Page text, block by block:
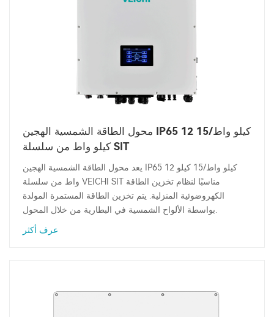
محول الطاقة الشمسية الهجين IP65 12 كيلو واط/15
كيلو واط من سلسلة SIT
يعد محول الطاقة الشمسية الهجين IP65 12 كيلو واط/15 كيلو
واط من سلسلة VEICHI SIT مناسبًا لنظام تخزين الطاقة
الكهروضوئية المنزلية. يتم تخزين الطاقة المستمرة المولدة
بواسطة الألواح الشمسية في البطارية من خلال المحول.
عرف أكثر